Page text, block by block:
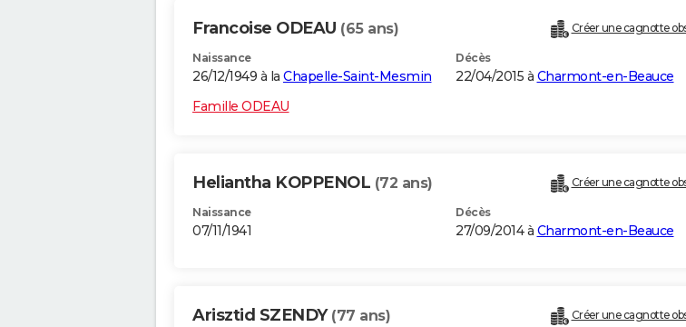
Francoise ODEAU (65 ans) Créer une cagnotte
Naissance
26/12/1949 à la Chapelle-Saint-Mesmin
Décès
22/04/2015 à Charmont-en-Beauce
Famille ODEAU
Heliantha KOPPENOL (72 ans) Créer une cagnotte
Naissance
07/11/1941
Décès
27/09/2014 à Charmont-en-Beauce
Arisztid SZENDY (77 ans) Créer une cagnotte